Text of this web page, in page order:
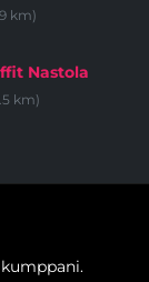
km)
Nastola
km)